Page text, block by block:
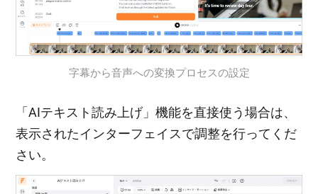
字幕から音声への変換プロセスの設定
「AIテキスト読み上げ」機能を直接使う場合は、
表示されたインターフェイスで調整を行ってくだ
さい。